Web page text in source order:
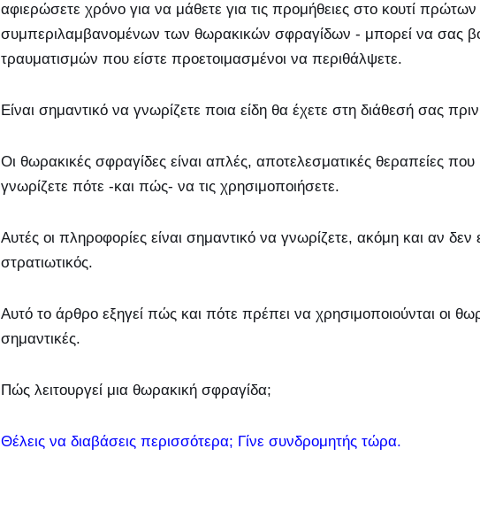
αφιερώσετε χρόνο για να μάθετε για τις προμήθειες στο κουτί
συμπεριλαμβανομένων των θωρακικών σφραγίδων - μπορεί να σας
τραυματισμών που είστε προετοιμασμένοι να περιθάλψετε.
Είναι σημαντικό να γνωρίζετε ποια είδη θα έχετε στη διάθεσή σας
Οι θωρακικές σφραγίδες είναι απλές, αποτελεσματικές θεραπείες
γνωρίζετε πότε -και πώς- να τις χρησιμοποιήσετε.
Αυτές οι πληροφορίες είναι σημαντικό να γνωρίζετε, ακόμη και αν δεν
στρατιωτικός.
Αυτό το άρθρο εξηγεί πώς και πότε πρέπει να χρησιμοποιούνται οι
σημαντικές.
Πώς λειτουργεί μια θωρακική σφραγίδα;
Θέλεις να διαβάσεις περισσότερα; Γίνε συνδρομητής τώρα.